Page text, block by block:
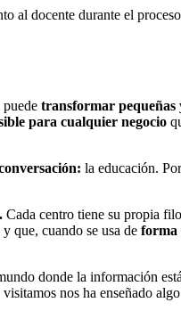
al docente durante el
transformar pequeñas
para cualquier negocio
la educación.
Cada centro tiene su propia
que, cuando se usa de forma
donde la información
nos ha enseñado